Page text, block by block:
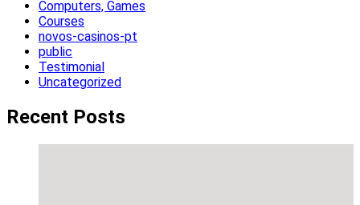
Computers, Games
Courses
novos-casinos-pt
public
Testimonial
Uncategorized
Recent Posts